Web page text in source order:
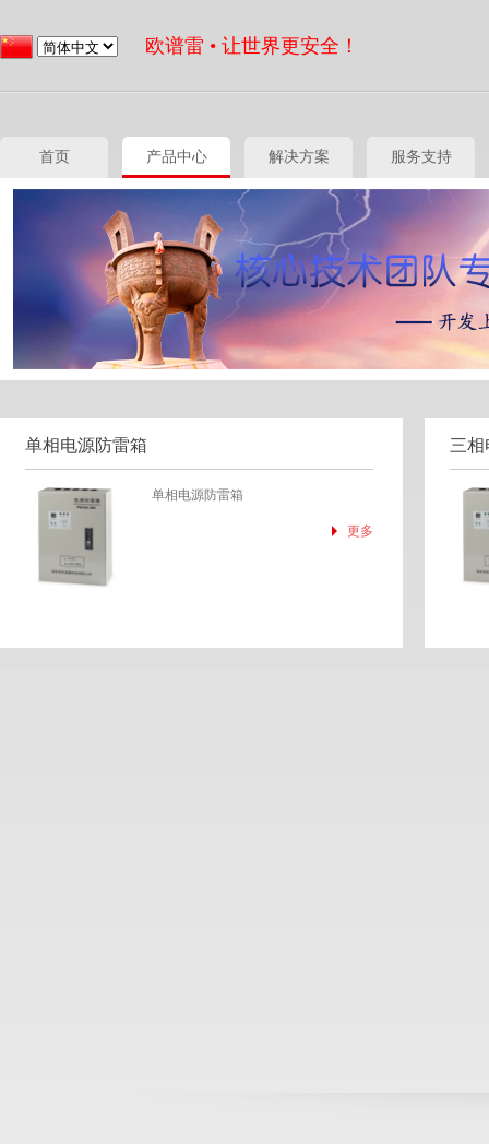
欧谱雷 • 让世界更安全！
首页 产品中心 解决方案 服务支持
单相电源防雷箱
单相电源防雷箱
更多
三相